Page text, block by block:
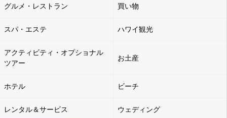
グルメ・レストラン 買い物
スパ・エステ ハワイ観光
アクティビティ・オプショナル
ツアー
お土産
ホテル ビーチ
レンタル＆サービス ウェディング